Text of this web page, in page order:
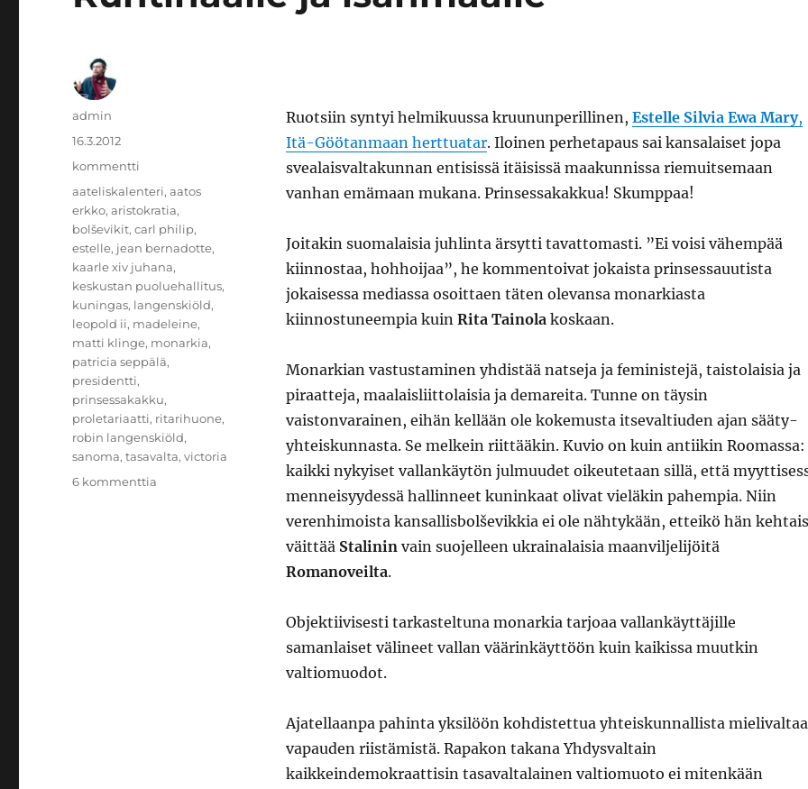
Ruotsiin syntyi helmikuussa kruununperillinen, Estelle Silvia Ewa Mary,
Itä-Göötanmaan herttuatar. Iloinen perhetapaus sai kansalaiset jopa
svealaisvaltakunnan entisissä itäisissä maakunnissa riemuitsemaan
vanhan emämaan mukana. Prinsessakakkua! Skumppaa!
Joitakin suomalaisia juhlinta ärsytti tavattomasti. ”Ei voisi vähempää
kiinnostaa, hohhoijaa”, he kommentoivat jokaista prinsessauutista
jokaisessa mediassa osoittaen täten olevansa monarkiasta
kiinnostuneempia kuin Rita Tainolakoskaan.
Monarkian vastustaminen yhdistää natseja ja feministejä, taistolaisia ja
piraatteja, maalaisliittolaisia ja demareita. Tunne on täysin
vaistonvarainen, eihän kellään ole kokemusta itsevaltiuden ajan sääty-
yhteiskunnasta. Se melkein riittääkin. Kuvio on kuin antiikin Roomassa:
kaikki nykyiset vallankäytön julmuudet oikeutetaan sillä, että
menneisyydessä hallinneet kuninkaat olivat vieläkin pahempia. Niin
verenhimoista kansallisbolševikkia ei ole nähtykään, etteikö hän
väittää Stalininvain suojelleen ukrainalaisia maanviljelijöitä
Romanoveilta.
Objektiivisesti tarkasteltuna monarkia tarjoaa vallankäyttäjille
samanlaiset välineet vallan väärinkäyttöön kuin kaikissa muutkin
valtiomuodot.
Ajatellaanpa pahinta yksilöön kohdistettua yhteiskunnallista
vapauden riistämistä. Rapakon takana Yhdysvaltain
kaikkeindemokraattisin tasavaltalainen valtiomuoto ei mitenkään
Kirjoittaja
admin
Julkaistu
16.3.2012
Kategoriat
kommentti
Avainsanat
aateliskalenteri,aatos
erkko,aristokratia,
bolševikit,carl philip,
estelle, jean bernadotte,
kaarle xiv juhana,
keskustan puoluehallitus,
kuningas, langenskiöld,
leopold ii, madeleine,
matti klinge, monarkia,
patricia seppälä,
presidentti,
prinsessakakku,
proletariaatti, ritarihuone,
robin langenskiöld,
sanoma,tasavalta,victoria
6 kommenttia